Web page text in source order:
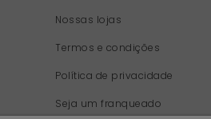
Nossas lojas
Termos e condições
Política de privacidade
Seja um franqueado